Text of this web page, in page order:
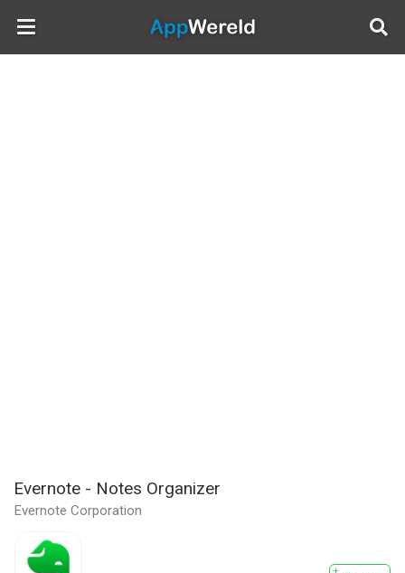
AppWereld
Evernote - Notes Organizer
Evernote Corporation